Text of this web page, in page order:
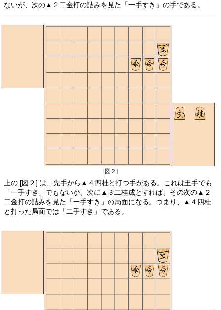
ないが、次の▲２二金打の詰みを見た「一手すき」の手である。
[図２]
上の [図２] は、先手から▲４四桂と打つ手がある。これは王手でも
「一手すき」でもないが、次に▲３二桂成とすれば、その次の▲２
二金打の詰みを見た「一手すき」の局面になる。つまり、▲４四桂
と打った局面では「二手すき」である。